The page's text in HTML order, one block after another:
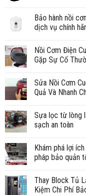
Bảo hành nồi
dịch vụ chính
Nồi Cơm Điện
Gặp Sự Cố
Sửa Nồi Cơm
Quả Và Nhanh
Sựa lọc từ lòng
sạch an toàn
Khám phá lợi
pháp bảo quản
Thay Block Tủ
Kiệm Chi Phí